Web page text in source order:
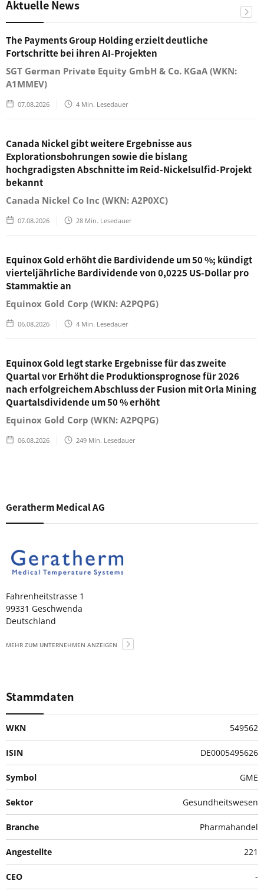
Aktuelle News
The Payments Group Holding erzielt deutliche
Fortschritte bei ihren AI-Projekten
SGT German Private Equity GmbH & Co. KGaA (WKN:
A1MMEV)
07.08.2026 4 Min. Lesedauer
Canada Nickel gibt weitere Ergebnisse aus
Explorationsbohrungen sowie die bislang
hochgradigsten Abschnitte im Reid-Nickelsulfid-Projekt
bekannt
Canada Nickel Co Inc (WKN: A2P0XC)
07.08.2026 28 Min. Lesedauer
Equinox Gold erhöht die Bardividende um 50 %; kündigt
vierteljährliche Bardividende von 0,0225 US-Dollar pro
Stammaktie an
Equinox Gold Corp (WKN: A2PQPG)
06.08.2026 4 Min. Lesedauer
Equinox Gold legt starke Ergebnisse für das zweite
Quartal vor Erhöht die Produktionsprognose für 2026
nach erfolgreichem Abschluss der Fusion mit Orla Mining
Quartalsdividende um 50 % erhöht
Equinox Gold Corp (WKN: A2PQPG)
06.08.2026 249 Min. Lesedauer
Geratherm Medical AG
Fahrenheitstrasse 1
99331 Geschwenda
Deutschland
MEHR ZUM UNTERNEHMEN ANZEIGEN
Stammdaten
WKN 549562
ISIN DE0005495626
Symbol GME
Sektor Gesundheitswesen
Branche Pharmahandel
Angestellte 221
CEO -